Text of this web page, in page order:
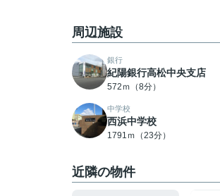
周辺施設
銀行
紀陽銀行高松中央支店
572ｍ（8分）
中学校
西浜中学校
1791ｍ（23分）
近隣の物件